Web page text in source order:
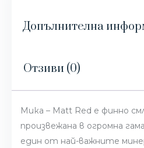
Допълнителна
Отзиви (0)
Мика – Matt Red е финно
произвежана в огромна
един от най-важните